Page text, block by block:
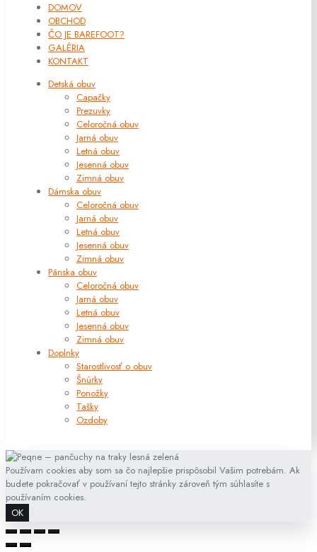
DOMOV
OBCHOD
ČO JE BAREFOOT?
GALÉRIA
KONTAKT
Detská obuv
Capačky
Prezuvky
Celoročná obuv
Jarná obuv
Letná obuv
Jesenná obuv
Zimná obuv
Dámska obuv
Celoročná obuv
Jarná obuv
Letná obuv
Jesenná obuv
Zimná obuv
Pánska obuv
Celoročná obuv
Jarná obuv
Letná obuv
Jesenná obuv
Zimná obuv
Doplnky
Starostlivosť o obuv
Šnúrky
Ponožky
Tašky
Ozdoby
Používam cookies aby som sa čo najlepšie prispôsobil Vašim potrebám. Ak
budete pokračovať v používaní tejto stránky zároveň tým súhlasíte s
používaním cookies.
OK